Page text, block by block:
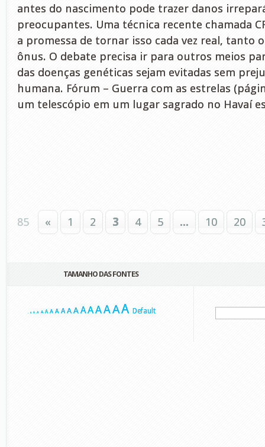
antes do nascimento pode trazer danos
preocupantes. Uma técnica recente chamada
a promessa de tornar isso cada vez real, tanto
ônus. O debate precisa ir para outros meios
das doenças genéticas sejam evitadas sem
humana. Fórum – Guerra com as estrelas
um telescópio em um lugar sagrado no Havaí
85 « 1 2 3 4 5 ... 10 20
TAMANHO DAS FONTES
A A A A A A A A A A AAAAAAA Default